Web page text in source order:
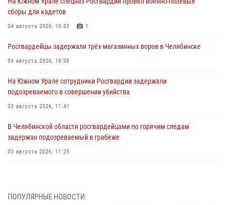
сборы для кадетов
04 августа 2026, 10:03 1
Росгвардейцы задержали трёх магазинных воров в Челябинске
04 августа 2026, 10:00
На Южном Урале сотрудники Росгвардии задержали
подозреваемого в совершении убийства
03 августа 2026, 11:41
В Челябинской области росгвардейцами по горячим следам
задержан подозреваемый в грабеже
03 августа 2026, 11:25
03 августа 2026, 09:22 1
ПОПУЛЯРНЫЕ НОВОСТИ